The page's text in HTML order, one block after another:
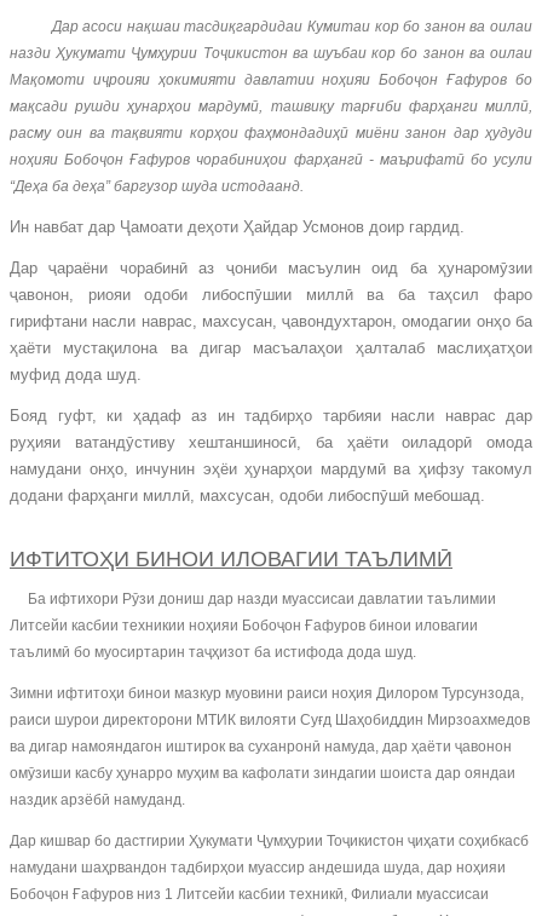
Дар асоси нақшаи тасдиқгардидаи Кумитаи кор бо занон ва оилаи
назди Ҳукумати Ҷумҳурии Тоҷикистон ва шуъбаи кор бо занон ва оилаи
Мақомоти иҷроияи ҳокимияти давлатии ноҳияи Бобоҷон Ғафуров бо
мақсади рушди ҳунарҳои мардумӣ, ташвиқу тарғиби фарҳанги миллӣ,
расму оин ва тақвияти корҳои фаҳмондадиҳӣ миёни занон дар ҳудуди
ноҳияи Бобоҷон Ғафуров чорабиниҳои фарҳангӣ - маърифатӣ бо усули
“Деҳа ба деҳа” баргузор шуда истодаанд.
Ин навбат дар Ҷамоати деҳоти Ҳайдар Усмонов доир гардид.
Дар ҷараёни чорабинӣ аз ҷониби масъулин оид ба ҳунаромӯзии
ҷавонон, риояи одоби либоспӯшии миллӣ ва ба таҳсил фаро
гирифтани насли наврас, махсусан, ҷавондухтарон, омодагии онҳо ба
ҳаёти мустақилона ва дигар масъалаҳои ҳалталаб маслиҳатҳои
муфид дода шуд.
Бояд гуфт, ки ҳадаф аз ин тадбирҳо тарбияи насли наврас дар
руҳияи ватандӯстиву хештаншиносӣ, ба ҳаёти оиладорӣ омода
намудани онҳо, инчунин эҳёи ҳунарҳои мардумӣ ва ҳифзу такомул
додани фарҳанги миллӣ, махсусан, одоби либоспӯшӣ мебошад.
ИФТИТОҲИ БИНОИ ИЛОВАГИИ ТАЪЛИМӢ
Ба ифтихори Рӯзи дониш дар назди муассисаи давлатии таълимии
Литсейи касбии техникии ноҳияи Бобоҷон Ғафуров бинои иловагии
таълимӣ бо муосиртарин таҷҳизот ба истифода дода шуд.
Зимни ифтитоҳи бинои мазкур муовини раиси ноҳия Дилором Турсунзода,
раиси шурои директорони МТИК вилояти Суғд Шаҳобиддин Мирзоахмедов
ва дигар намояндагон иштирок ва суханронӣ намуда, дар ҳаёти ҷавонон
омӯзиши касбу ҳунарро муҳим ва кафолати зиндагии шоиста дар ояндаи
наздик арзёбӣ намуданд.
Дар кишвар бо дастгирии Ҳукумати Ҷумҳурии Тоҷикистон ҷиҳати соҳибкасб
намудани шаҳрвандон тадбирҳои муассир андешида шуда, дар ноҳияи
Бобоҷон Ғафуров низ 1 Литсейи касбии техникӣ, Филиали муассисаи